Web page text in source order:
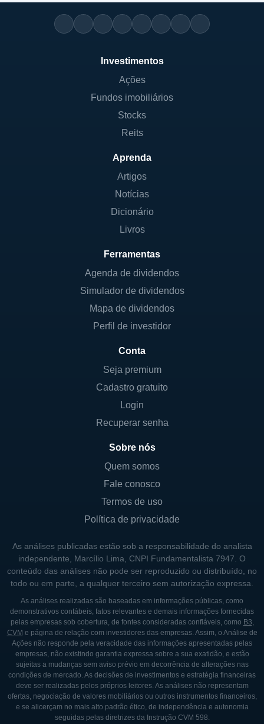
Investimentos
Ações
Fundos imobiliários
Stocks
Reits
Aprenda
Artigos
Notícias
Dicionário
Livros
Ferramentas
Agenda de dividendos
Simulador de dividendos
Mapa de dividendos
Perfil de investidor
Conta
Seja premium
Cadastro gratuito
Login
Recuperar senha
Sobre nós
Quem somos
Fale conosco
Termos de uso
Política de privacidade
As análises publicadas estão sob a responsabilidade do analista
independente, Marcílio Lima, CNPI Fundamentalista 7947. O
conteúdo das análises não pode ser reproduzido ou distribuído, no
todo ou em parte, a qualquer terceiro sem autorização expressa.
As análises realizadas são baseadas em informações públicas, como
demonstrativos contábeis, fatos relevantes e demais informações fornecidas
pelas empresas sob cobertura, de fontes consideradas confiáveis, como B3,
CVM e página de relação com investidores das empresas. Assim, o Análise de
Ações não responde pela veracidade das informações apresentadas pelas
empresas, não existindo garantia expressa sobre a sua exatidão, e estão
sujeitas a mudanças sem aviso prévio em decorrência de alterações nas
condições de mercado. As decisões de investimentos e estratégia financeiras
deve ser realizadas pelos próprios leitores. As análises não representam
ofertas, negociação de valores mobiliários ou outros instrumentos financeiros,
e se alicerçam no mais alto padrão ético, de independência e autonomia
seguidas pelas diretrizes da Instrução CVM 598.